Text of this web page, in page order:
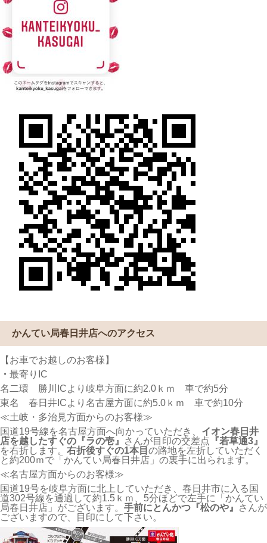
かんてい局春日井店へのアクセス
【お車でお越しのお客様】
・ 最寄りIC
名二環 勝川ICより岐阜方面に約2.0ｋｍ 車で約5分
東名 春日井ICより名古屋方面に約5.0ｋｍ 車で約10分
≪土岐・多治見方面からのお客様≫
国道19号線を名古屋方面へ向かっていただき、 イオン春日井
店を越したすぐの『ラの壱』
さんが目印の交差点 『若草通3』
を右折します。 右折後すぐの1本目 の路地を左折していただく
と約200ｍで「かんてい局春日井店」の裏手に出られます。
≪名古屋方面からのお客様≫
国道19号を岐阜方面に北上していただき、春日井市に入る国
道302号線を通過して約1.5ｋｍ、5分ほどで左手に「かんてい
局春日井店」がございます。 手前にとんかつ『松のや』
さんが
ございますので、目印にして下さい。